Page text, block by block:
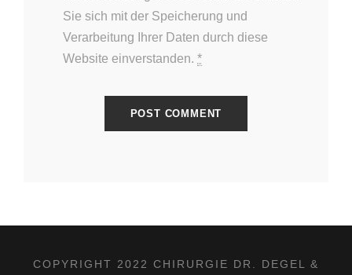
Sie sich mit der Speicherung und
Verarbeitung Ihrer Daten durch diese
Website einverstanden. *
COPYRIGHT 2022 CHIRURGIE DR. DEGEL &